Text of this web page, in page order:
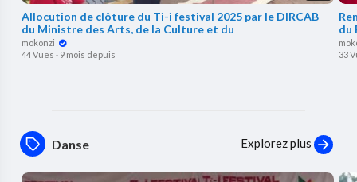
⁣Allocution de clôture du Ti-i festival 2025 par le DIRCAB
du Ministre des Arts, de la Culture et du
mokonzi
44 Vues · 9 mois depuis
du
33
Danse Explorez plus